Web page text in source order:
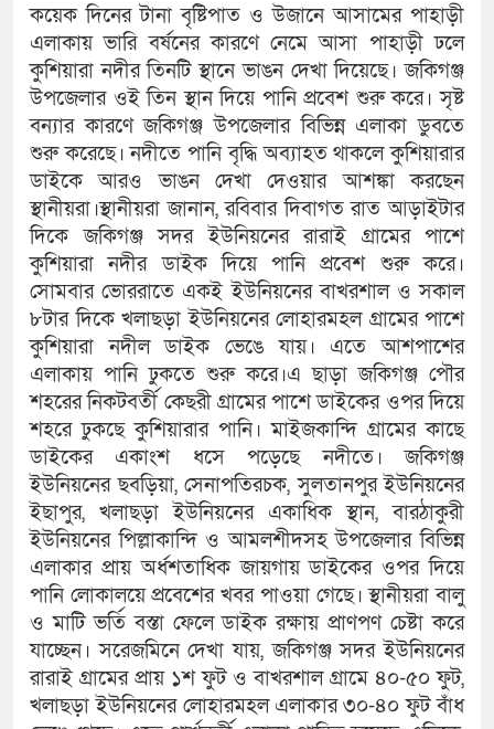
কয়েক দিনের টানা বৃষ্টিপাত ও উজানে আসামের পাহাড়ী
এলাকায় ভারি বর্ষনের কারণে নেমে আসা পাহাড়ী ঢলে
কুশিয়ারা নদীর তিনটি স্থানে ভাঙন দেখা দিয়েছে। জকিগঞ্জ
উপজেলার ওই তিন স্থান দিয়ে পানি প্রবেশ শুরু করে। সৃষ্ট
বন্যার কারণে জকিগঞ্জ উপজেলার বিভিন্ন এলাকা ডুবতে
শুরু করেছে। নদীতে পানি বৃদ্ধি অব্যাহত থাকলে কুশিয়ারার
ডাইকে আরও ভাঙন দেখা দেওয়ার আশঙ্কা করছেন
স্থানীয়রা।স্থানীয়রা জানান, রবিবার দিবাগত রাত আড়াইটার
দিকে জকিগঞ্জ সদর ইউনিয়নের রারাই গ্রামের পাশে
কুশিয়ারা নদীর ডাইক দিয়ে পানি প্রবেশ শুরু করে।
সোমবার ভোররাতে একই ইউনিয়নের বাখরশাল ও সকাল
৮টার দিকে খলাছড়া ইউনিয়নের লোহারমহল গ্রামের পাশে
কুশিয়ারা নদীল ডাইক ভেঙে যায়। এতে আশপাশের
এলাকায় পানি ঢুকতে শুরু করে।এ ছাড়া জকিগঞ্জ পৌর
শহরের নিকটবর্তী কেছরী গ্রামের পাশে ডাইকের ওপর দিয়ে
শহরে ঢুকছে কুশিয়ারার পানি। মাইজকান্দি গ্রামের কাছে
ডাইকের একাংশ ধসে পড়েছে নদীতে। জকিগঞ্জ
ইউনিয়নের ছবড়িয়া, সেনাপতিরচক, সুলতানপুর ইউনিয়নের
ইছাপুর, খলাছড়া ইউনিয়নের একাধিক স্থান, বারঠাকুরী
ইউনিয়নের পিল্লাকান্দি ও আমলশীদসহ উপজেলার বিভিন্ন
এলাকার প্রায় অর্ধশতাধিক জায়গায় ডাইকের ওপর দিয়ে
পানি লোকালয়ে প্রবেশের খবর পাওয়া গেছে। স্থানীয়রা বালু
ও মাটি ভর্তি বস্তা ফেলে ডাইক রক্ষায় প্রাণপণ চেষ্টা করে
যাচ্ছেন। সরেজমিনে দেখা যায়, জকিগঞ্জ সদর ইউনিয়নের
রারাই গ্রামের প্রায় ১শ ফুট ও বাখরশাল গ্রামে ৪০-৫০ ফুট,
খলাছড়া ইউনিয়নের লোহারমহল এলাকার ৩০-৪০ ফুট বাঁধ